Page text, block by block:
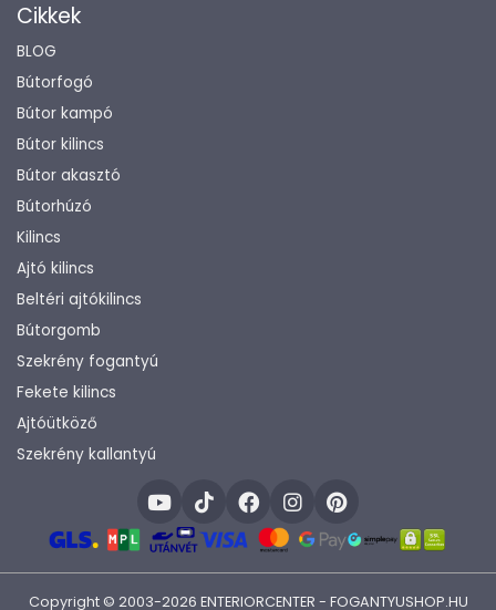
Cikkek
BLOG
Bútorfogó
Bútor kampó
Bútor kilincs
Bútor akasztó
Bútorhúzó
Kilincs
Ajtó kilincs
Beltéri ajtókilincs
Bútorgomb
Szekrény fogantyú
Fekete kilincs
Ajtóütköző
Szekrény kallantyú
Copyright © 2003-2026 ENTERIORCENTER - FOGANTYUSHOP.HU